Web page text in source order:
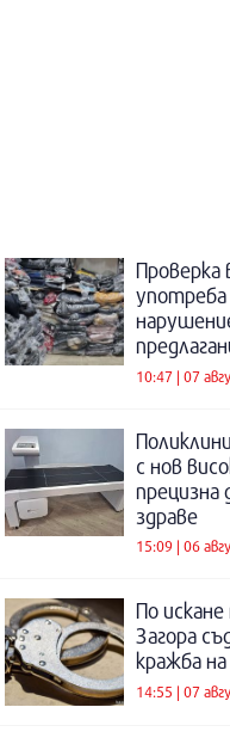
Проверка
употреба
10:47 | 07
с нов
прецизна
здраве
15:09 | 06
По
Загора
кражба
14:55 | 07